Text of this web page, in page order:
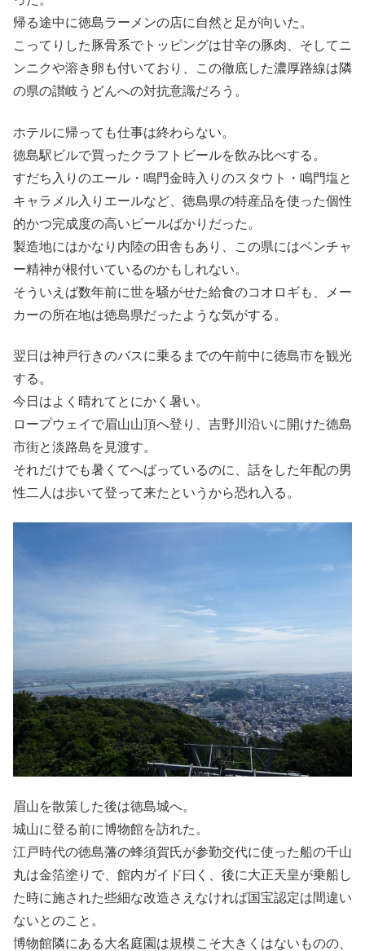
帰る途中に徳島ラーメンの店に自然と足が向いた。
こってりした豚骨系でトッピングは甘辛の豚肉、そしてニ
ンニクや溶き卵も付いており、この徹底した濃厚路線は隣
の県の讃岐うどんへの対抗意識だろう。
ホテルに帰っても仕事は終わらない。
徳島駅ビルで買ったクラフトビールを飲み比べする。
すだち入りのエール・鳴門金時入りのスタウト・鳴門塩と
キャラメル入りエールなど、徳島県の特産品を使った個性
的かつ完成度の高いビールばかりだった。
製造地にはかなり内陸の田舎もあり、この県にはベンチャ
ー精神が根付いているのかもしれない。
そういえば数年前に世を騒がせた給食のコオロギも、メー
カーの所在地は徳島県だったような気がする。
翌日は神戸行きのバスに乗るまでの午前中に徳島市を観光
する。
今日はよく晴れてとにかく暑い。
ロープウェイで眉山山頂へ登り、吉野川沿いに開けた徳島
市街と淡路島を見渡す。
それだけでも暑くてへばっているのに、話をした年配の男
性二人は歩いて登って来たというから恐れ入る。
眉山を散策した後は徳島城へ。
城山に登る前に博物館を訪れた。
江戸時代の徳島藩の蜂須賀氏が参勤交代に使った船の千山
丸は金箔塗りで、館内ガイド曰く、後に大正天皇が乗船し
た時に施された些細な改造さえなければ国宝認定は間違い
ないとのこと。
博物館隣にある大名庭園は規模こそ大きくはないものの、